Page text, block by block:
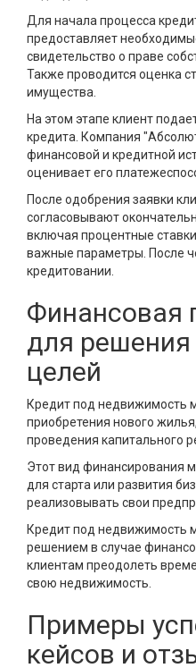
Для начала процесса
предоставляет
свидетельство о праве
Также проводится оценка
имущества.
На этом этапе клиент
кредита. Компания
финансовой и кредитной
оценивает его
После одобрения заявки
согласовывают
включая процентные
важные параметры. После
кредитовании.
Финансовая
для
целей
Кредит под недвижимость
приобретения нового
проведения капитального
Этот вид финансирования
для старта или развития
реализовывать свои
Кредит под недвижимость
решением в случае
клиентам преодолеть
свою недвижимость.
Примеры
кейсов и